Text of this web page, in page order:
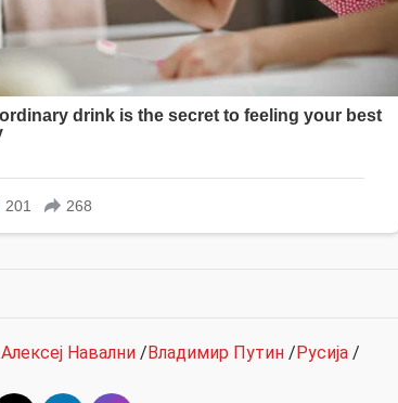
Алексеј Навални / Владимир Путин / Русија /